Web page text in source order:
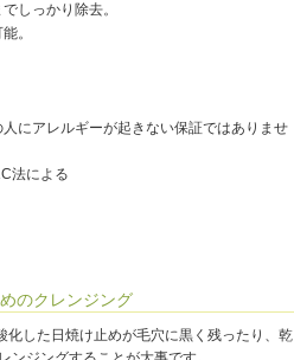
しっかり除去。
。
にアレルギーが起きない保証ではありませ
法による
のクレンジング
化した日焼け止めが毛穴に黒く残ったり、乾